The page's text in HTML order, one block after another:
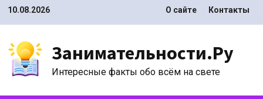
Перейти
10.08.2026 О сайте Контакты
Занимательности.Ру
Интересные факты обо всём на свете